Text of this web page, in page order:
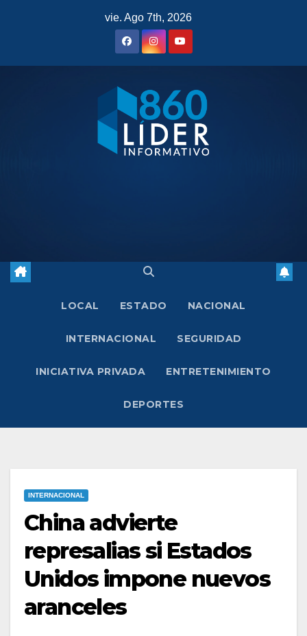
vie. Ago 7th, 2026
LOCAL ESTADO NACIONAL
INTERNACIONAL SEGURIDAD
INICIATIVA PRIVADA ENTRETENIMIENTO
DEPORTES
INTERNACIONAL
China advierte
represalias si Estados
Unidos impone nuevos
aranceles